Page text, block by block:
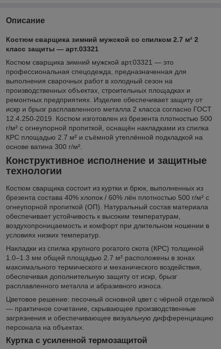
Описание
Костюм сварщика зимний мужской со спилком 2.7 м² 2
класс защиты — арт.03321
Костюм сварщика зимний мужской арт.03321 — это
профессиональная спецодежда, предназначенная для
выполнения сварочных работ в холодный сезон на
производственных объектах, строительных площадках и
ремонтных предприятиях. Изделие обеспечивает защиту от
искр и брызг расплавленного металла 2 класса согласно ГОСТ
12.4.250-2019. Костюм изготовлен из брезента плотностью 500
г/м² с огнеупорной пропиткой, оснащён накладками из спилка
КРС площадью 2.7 м² и съёмной утеплённой подкладкой на
основе ватина 300 г/м².
Конструктивное исполнение и защитные
технологии
Костюм сварщика состоит из куртки и брюк, выполненных из
брезента состава 40% хлопок / 60% лён плотностью 500 г/м² с
огнеупорной пропиткой (ОП). Натуральный состав материала
обеспечивает устойчивость к высоким температурам,
воздухопроницаемость и комфорт при длительном ношении в
условиях низких температур.
Накладки из спилка крупного рогатого скота (КРС) толщиной
1.0–1.3 мм общей площадью 2.7 м² расположены в зонах
максимального термического и механического воздействия,
обеспечивая дополнительную защиту от искр, брызг
расплавленного металла и абразивного износа.
Цветовое решение: песочный основной цвет с чёрной отделкой
— практичное сочетание, скрывающее производственные
загрязнения и обеспечивающее визуальную дифференциацию
персонала на объектах.
Куртка с усиленной термозащитой